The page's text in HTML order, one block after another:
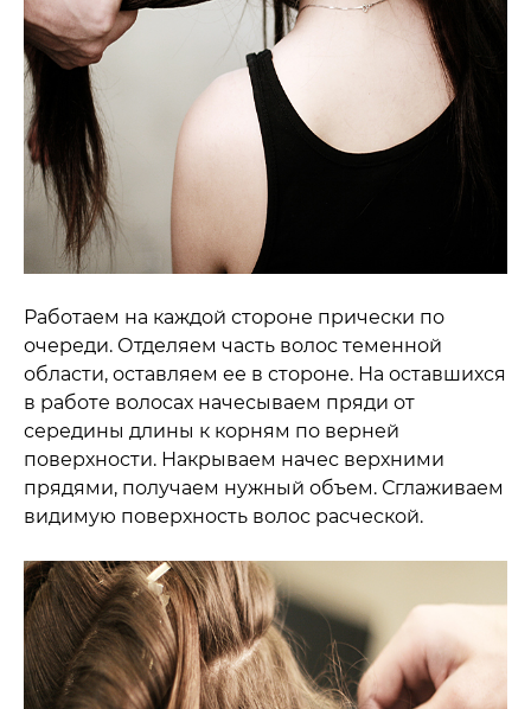
Работаем на каждой стороне прически по
очереди. Отделяем часть волос теменной
области, оставляем ее в стороне. На оставшихся
в работе волосах начесываем пряди от
середины длины к корням по верней
поверхности. Накрываем начес верхними
прядями, получаем нужный объем. Сглаживаем
видимую поверхность волос расческой.